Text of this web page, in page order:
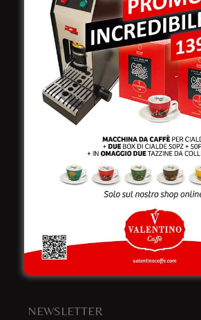
e produzione:
Viale Croazia 8 (Z.I.)
73100 Lecce
Italy
+39 0832 279866
info@valentinocaffespa.com
Partita Iva:02583710757
NEWSLETTER